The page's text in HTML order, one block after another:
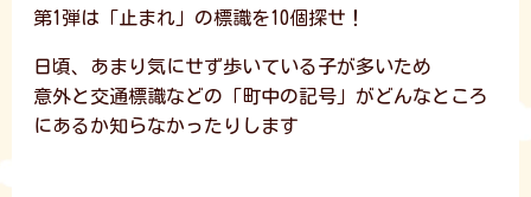
第1弾は「止まれ」の標識を10個探せ！
日頃、あまり気にせず歩いている子が多いため
意外と交通標識などの「町中の記号」がどんなところ
にあるか知らなかったりします